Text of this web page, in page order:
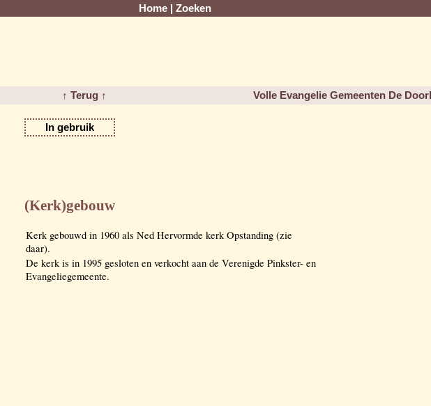
Home Zoeken
↑ Terug ↑ Volle Evangelie Gemeenten De
In gebruik
(Kerk)gebouw
Kerk gebouwd in 1960 als Ned Hervormde kerk Opstanding (zie
daar).
De kerk is in 1995 gesloten en verkocht aan de Verenigde Pinkster- en
Evangeliegemeente.